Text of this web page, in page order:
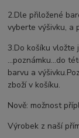
2.Dle přiložené
vyberte výšivku, a
3.Do košíku
...poznámku...do
barvu a
zboží v košíku.
Nově: možnost
Výrobek z naší